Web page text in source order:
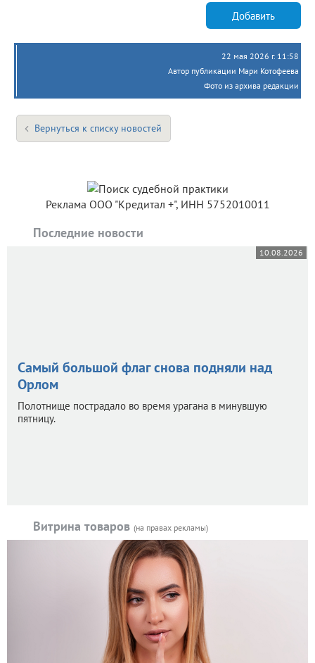
Добавить
22 мая 2026 г. 11:58
Автор публикации Мари Котофеева
Фото из архива редакции
Вернуться к списку новостей
Реклама ООО "Кредитал +", ИНН 5752010011
Последние новости
10.08.2026
Самый большой флаг снова подняли над
Орлом
Полотнище пострадало во время урагана в минувшую
пятницу.
Витрина товаров (на правах рекламы)